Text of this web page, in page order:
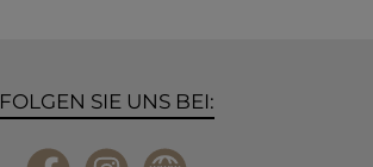
FOLGEN SIE UNS BEI: